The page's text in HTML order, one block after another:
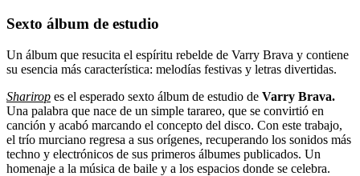
Sexto álbum de estudio
Un álbum que resucita el espíritu rebelde de Varry Brava y contiene
su esencia más característica: melodías festivas y letras divertidas.
Sharirop es el esperado sexto álbum de estudio de Varry Brava.
Una palabra que nace de un simple tarareo, que se convirtió en
canción y acabó marcando el concepto del disco. Con este trabajo,
el trío murciano regresa a sus orígenes, recuperando los sonidos más
techno y electrónicos de sus primeros álbumes publicados. Un
homenaje a la música de baile y a los espacios donde se celebra.